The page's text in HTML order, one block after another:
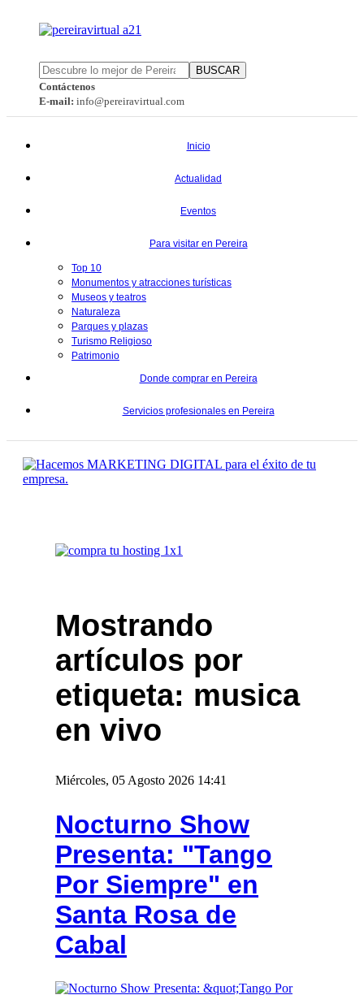
BUSCAR
Contáctenos
E-mail: info@pereiravirtual.com
Inicio
Actualidad
Eventos
Para visitar en Pereira
Top 10
Monumentos y atracciones turísticas
Museos y teatros
Naturaleza
Parques y plazas
Turismo Religioso
Patrimonio
Donde comprar en Pereira
Servicios profesionales en Pereira
Mostrando
artículos por
etiqueta: musica
en vivo
Miércoles, 05 Agosto 2026 14:41
Nocturno Show
Presenta: "Tango
Por Siempre" en
Santa Rosa de
Cabal